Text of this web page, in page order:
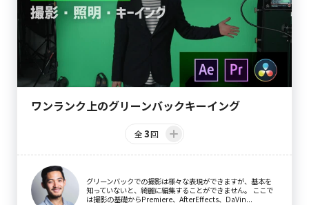
ワンランク上のグリーンバックキーイング
全3回
グリーンバックでの撮影は様々な表現ができますが、基本を
知っていないと、綺麗に編集することができません。 ここで
は撮影の基礎からPremiere、AfterEffects、DaVin...